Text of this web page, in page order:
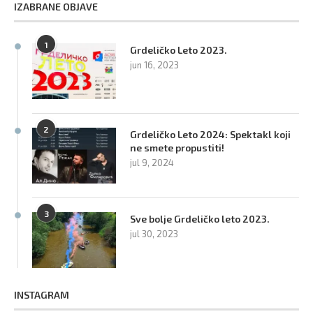
IZABRANE OBJAVE
1 Grdeličko Leto 2023.
jun 16, 2023
2
Grdeličko Leto 2024: Spektakl koji
ne smete propustiti!
jul 9, 2024
3 Sve bolje Grdeličko leto 2023.
jul 30, 2023
INSTAGRAM